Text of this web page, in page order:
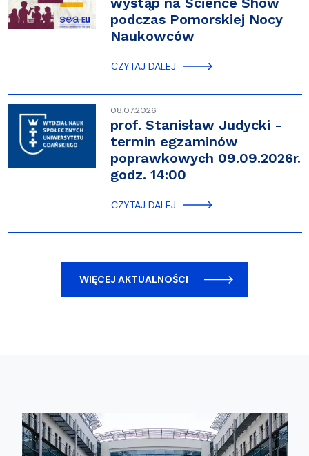
podczas Pomorskiej Nocy
Naukowców
CZYTAJ DALEJ
08.07.2026
prof. Stanisław Judycki -
termin egzaminów
poprawkowych 09.09.2026r.
godz. 14:00
CZYTAJ DALEJ
WIĘCEJ AKTUALNOŚCI